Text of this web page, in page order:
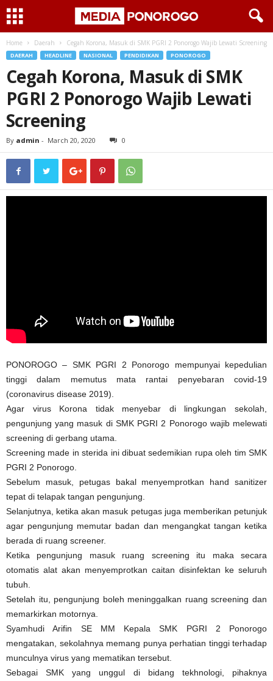
Home Daerah Cegah Korona, Masuk di SMK PGRI 2 Ponorogo Wajib Lewati Screening
DAERAH HEADLINE NASIONAL PENDIDIKAN PONOROGO
Cegah Korona, Masuk di SMK
PGRI 2 Ponorogo Wajib Lewati
Screening
By admin - March 20, 2020 0
PONOROGO – SMK PGRI 2 Ponorogo mempunyai kepedulian
tinggi dalam memutus mata rantai penyebaran covid-19
(coronavirus disease 2019).
Agar virus Korona tidak menyebar di lingkungan sekolah,
pengunjung yang masuk di SMK PGRI 2 Ponorogo wajib melewati
screening di gerbang utama.
Screening made in sterida ini dibuat sedemikian rupa oleh tim SMK
PGRI 2 Ponorogo.
Sebelum masuk, petugas bakal menyemprotkan hand sanitizer
tepat di telapak tangan pengunjung.
Selanjutnya, ketika akan masuk petugas juga memberikan petunjuk
agar pengunjung memutar badan dan mengangkat tangan ketika
berada di ruang screener.
Ketika pengunjung masuk ruang screening itu maka secara
otomatis alat akan menyemprotkan caitan disinfektan ke seluruh
tubuh.
Setelah itu, pengunjung boleh meninggalkan ruang screening dan
memarkirkan motornya.
Syamhudi Arifin SE MM Kepala SMK PGRI 2 Ponorogo
mengatakan, sekolahnya memang punya perhatian tinggi terhadap
munculnya virus yang mematikan tersebut.
Sebagai SMK yang unggul di bidang tekhnologi, pihaknya